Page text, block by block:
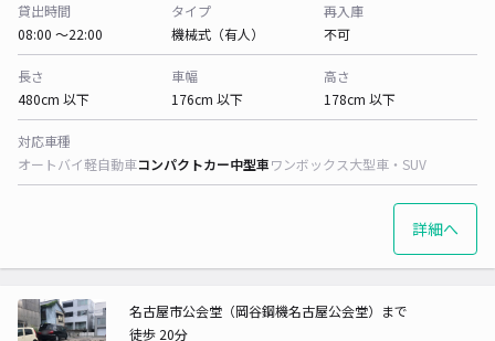
貸出時間
08:00 〜22:00
タイプ
機械式（有人）
再入庫
不可
長さ
480cm 以下
車幅
176cm 以下
高さ
178cm 以下
対応車種
オートバイ軽自動車コンパクトカー中型車ワンボックス大型車・SUV
詳細へ
名古屋市公会堂（岡谷鋼機名古屋公会堂）まで
徒歩 20分